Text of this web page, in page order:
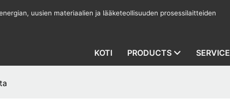
uusien materiaalien ja lääketeollisuuden prosessilaitteiden
KOTI PRODUCTS SERVICE